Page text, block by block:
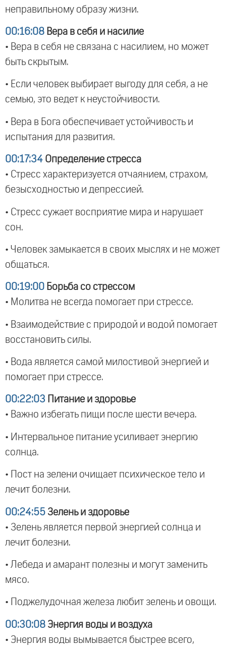
неправильному образу жизни.
00:16:08 Вера в себя и насилие
• Вера в себя не связана с насилием, но может
быть скрытым.
• Если человек выбирает выгоду для себя, а не
семью, это ведет к неустойчивости.
• Вера в Бога обеспечивает устойчивость и
испытания для развития.
00:17:34 Определение стресса
• Стресс характеризуется отчаянием, страхом,
безысходностью и депрессией.
• Стресс сужает восприятие мира и нарушает
сон.
• Человек замыкается в своих мыслях и не может
общаться.
00:19:00 Борьба со стрессом
• Молитва не всегда помогает при стрессе.
• Взаимодействие с природой и водой помогает
восстановить силы.
• Вода является самой милостивой энергией и
помогает при стрессе.
00:22:03 Питание и здоровье
• Важно избегать пищи после шести вечера.
• Интервальное питание усиливает энергию
солнца.
• Пост на зелени очищает психическое тело и
лечит болезни.
00:24:55 Зелень и здоровье
• Зелень является первой энергией солнца и
лечит болезни.
• Лебеда и амарант полезны и могут заменить
мясо.
• Поджелудочная железа любит зелень и овощи.
00:30:08 Энергия воды и воздуха
• Энергия воды вымывается быстрее всего,